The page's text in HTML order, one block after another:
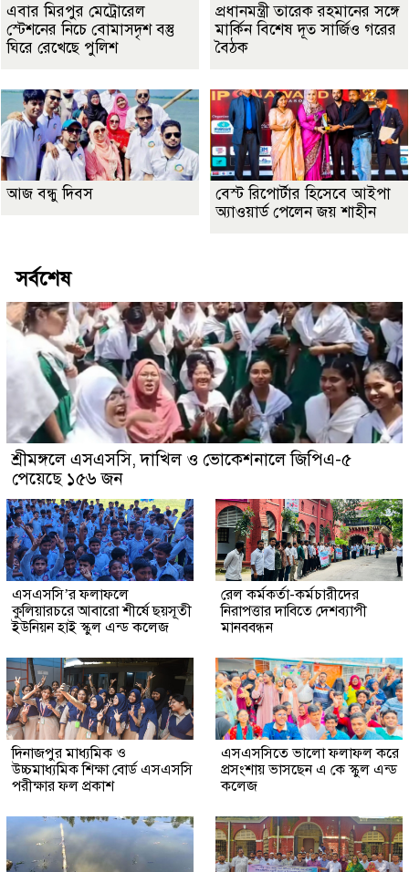
এবার মিরপুর মেট্রোরেল
স্টেশনের নিচে বোমাসদৃশ বস্তু
ঘিরে রেখেছে পুলিশ
প্রধানমন্ত্রী তারেক রহমানের সঙ্গে
মার্কিন বিশেষ দূত সার্জিও গরের
বৈঠক
আজ বন্ধু দিবস
বেস্ট রিপোর্টার হিসেবে আইপা
অ্যাওয়ার্ড পেলেন জয় শাহীন
সর্বশেষ
শ্রীমঙ্গলে এসএসসি, দাখিল ও ভোকেশনালে জিপিএ-৫
পেয়েছে ১৫৬ জন
এসএসসি’র ফলাফলে
কুলিয়ারচরে আবারো শীর্ষে ছয়সূতী
ইউনিয়ন হাই স্কুল এন্ড কলেজ
রেল কর্মকর্তা-কর্মচারীদের
নিরাপত্তার দাবিতে দেশব্যাপী
মানববন্ধন
দিনাজপুর মাধ্যমিক ও
উচ্চমাধ্যমিক শিক্ষা বোর্ড এসএসসি
পরীক্ষার ফল প্রকাশ
এসএসসিতে ভালো ফলাফল করে
প্রসংশায় ভাসছেন এ কে স্কুল এন্ড
কলেজ